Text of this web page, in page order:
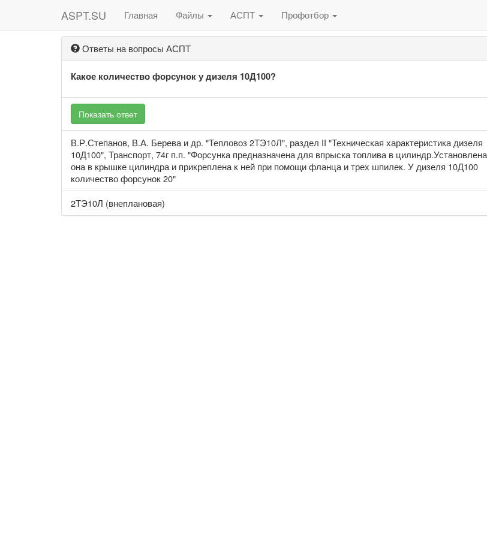
ASPT.SU Главная Файлы АСПТ Профотбор
Ответы на вопросы АСПТ
Какое количество форсунок у дизеля 10Д100?
Показать ответ
В.Р.Степанов, В.А. Берева и др. "Тепловоз 2ТЭ10Л", раздел II "Техническая характеристика дизеля
10Д100", Транспорт, 74г п.п. "Форсунка предназначена для впрыска топлива в цилиндр.Установлена
она в крышке цилиндра и прикреплена к ней при помощи фланца и трех шпилек. У дизеля 10Д100
количество форсунок 20"
2ТЭ10Л (внеплановая)